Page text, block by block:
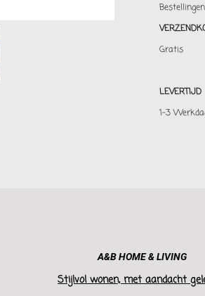
Gratis
LEVERTIJD
1-3
A&B HOME & LIVING
Stijlvol wonen, met aandacht